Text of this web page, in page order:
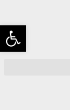
פתח